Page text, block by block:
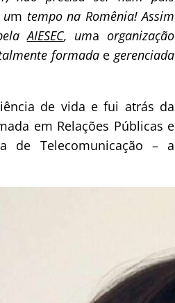
um tempo na Romênia! Assim
AIESEC, uma organização
formada e gerenciada
de vida e fui atrás da
em Relações Públicas e
de Telecomunicação – a